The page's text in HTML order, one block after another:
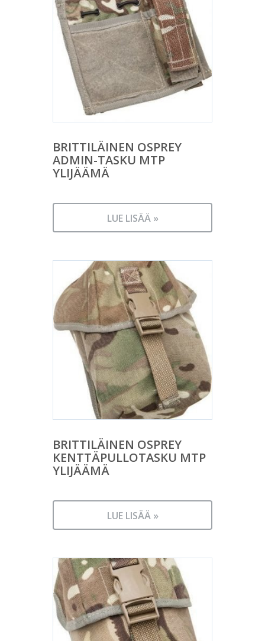
BRITTILÄINEN OSPREY
ADMIN-TASKU MTP
YLIJÄÄMÄ
LUE LISÄÄ »
BRITTILÄINEN OSPREY
KENTTÄPULLOTASKU MTP
YLIJÄÄMÄ
LUE LISÄÄ »